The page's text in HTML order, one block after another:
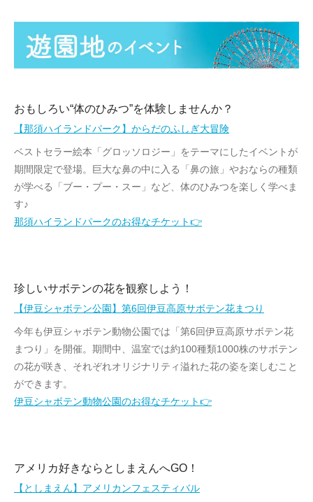
おもしろい“体のひみつ”を体験しませんか？
【那須ハイランドパーク】からだのふしぎ大冒険
ベストセラー絵本「グロッソロジー」 をテーマにしたイベントが
期間限定で登場。巨大な鼻の中に入る「 鼻の旅」やおならの種類
が学べる「ブー・プー・スー」など、 体のひみつを楽しく学べま
す♪
那須ハイランドパークのお得なチケット👉
珍しいサボテンの花を観察しよう！
【伊豆シャボテン公園】第6回伊豆高原サボテン花まつり
今年も伊豆シャボテン動物公園では「 第6回伊豆高原サボテン花
まつり」を開催。期間中、 温室では約100種類1000株のサボテン
の花が咲き、 それぞれオリジナリティ溢れた花の姿を楽しむこと
ができます。
伊豆シャボテン動物公園のお得なチケット👉
アメリカ好きならとしまえんへGO！
【としまえん】アメリカンフェスティバル